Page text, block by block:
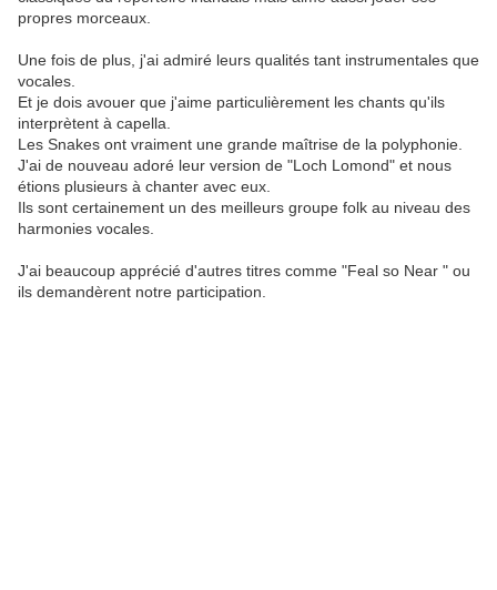
propres morceaux.
Une fois de plus, j'ai admiré leurs qualités tant instrumentales que
vocales.
Et je dois avouer que j'aime particulièrement les chants qu'ils
interprètent à capella.
Les Snakes ont vraiment une grande maîtrise de la polyphonie.
J'ai de nouveau adoré leur version de "Loch Lomond" et nous
étions plusieurs à chanter avec eux.
Ils sont certainement un des meilleurs groupe folk au niveau des
harmonies vocales.
J'ai beaucoup apprécié d'autres titres comme "Feal so Near " ou
ils demandèrent notre participation.